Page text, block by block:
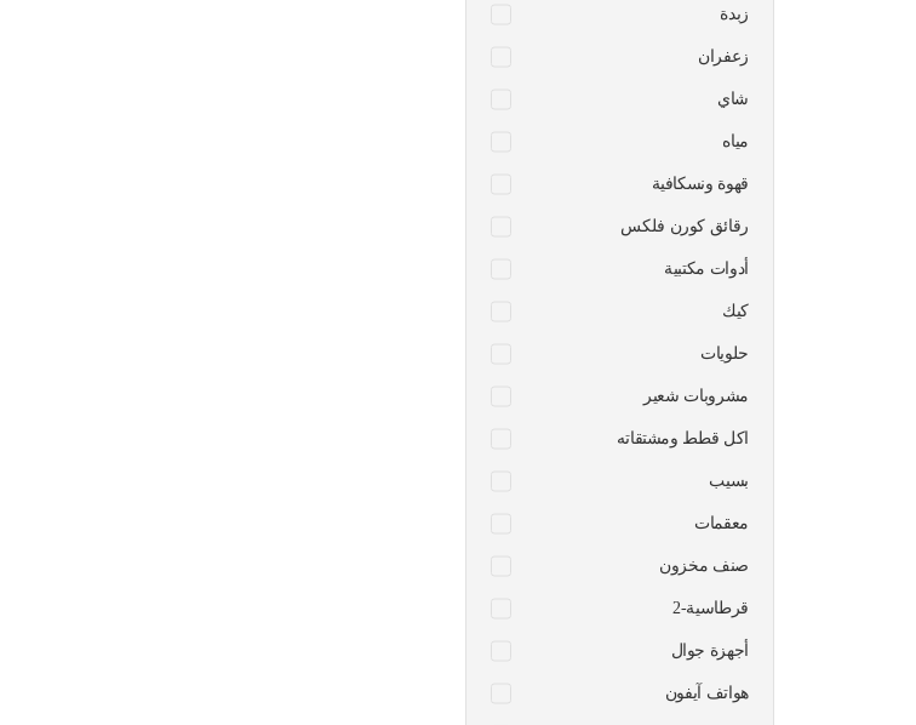
زبدة
زعفران
شاي
مياه
قهوة ونسكافية
رقائق كورن فلكس
أدوات مكتبية
كيك
حلويات
مشروبات شعير
اكل قطط ومشتقاته
بسيب
معقمات
صنف مخزون
قرطاسية-2
أجهزة جوال
هواتف آيفون